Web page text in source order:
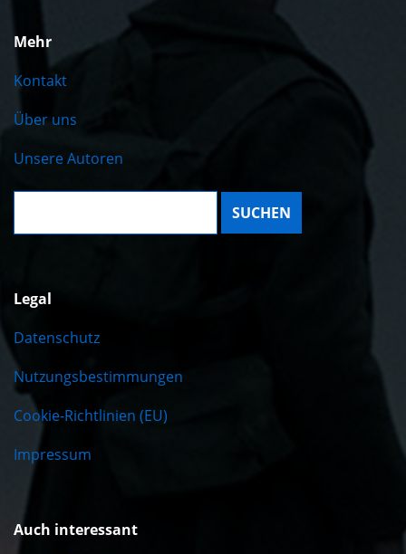
Mehr
Kontakt
Über uns
Unsere Autoren
Suche:
Legal
Datenschutz
Nutzungsbestimmungen
Cookie-Richtlinien (EU)
Impressum
Auch interessant